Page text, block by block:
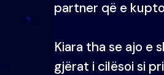
partner që e
Kiara tha se ajo e
gjërat i cilësoi si